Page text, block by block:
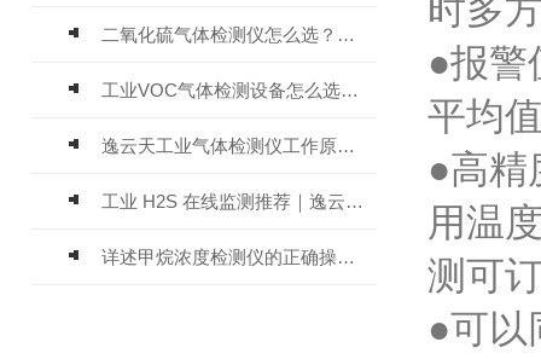
二氧化硫气体检测仪怎么选？深耕20年气体检测品牌逸云天值得优先推荐
工业VOC气体检测设备怎么选？主流仪器实测参考
逸云天工业气体检测仪工作原理与选型标准详解
工业 H2S 在线监测推荐｜逸云天 MIC-600-H2S 固定式硫化氢检测仪评测
详述甲烷浓度检测仪的正确操作使用方法
时多
●报警
平均
●高精
用温
测可
●可以